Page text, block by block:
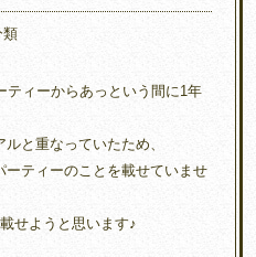
類
ティーからあっという間に1年
と重なっていたため、
ティーのことを載せていませ
せようと思います♪